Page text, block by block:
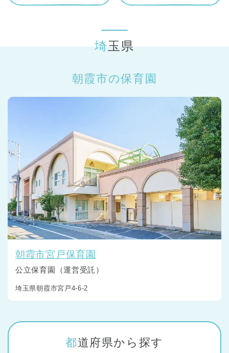
埼玉県
朝霞市の保育園
朝霞市宮戸保育園
公立保育園（運営受託）
埼玉県朝霞市宮戸4-6-2
都道府県から探す